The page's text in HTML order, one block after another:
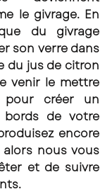
le givrage. En
du givrage
son verre dans
du jus de citron
venir le mettre
créer un
de votre
encore
nous vous
et de suivre